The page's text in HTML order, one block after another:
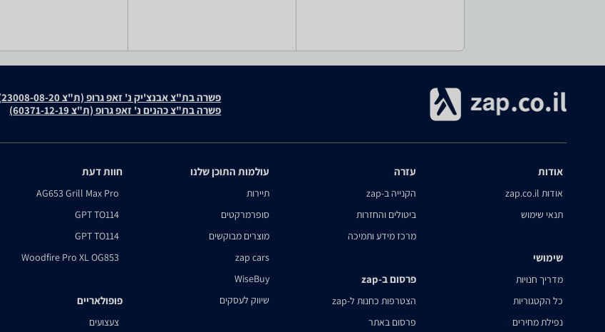
פשרה בת"צ אבנצ'יק נ' זאפ גרופ (ת"צ 23008-08-20)
פשרה בת"צ כהנים נ' זאפ גרופ (ת"צ 60371-12-19)
אודות
אודות zap.co.il
תנאי שימוש
שימושי
מדריך חנויות
כל הקטגוריות
נפילת מחירים
עזרה
הקנייה ב-zap
ביטולים והחזרות
מרכז מידע ותמיכה
פרסום ב-zap
הצטרפות כחנות ל-zap
פרסום באתר
עולמות התוכן שלנו
תיירות
סופרמרקטים
מוצרים מבוקשים
zap cars
WiseBuy
שיווק לעסקים
חוות דעת
AG653 Grill Max Pro
GPT TO114
GPT TO114
Woodfire Pro XL OG853
פופולאריים
צעצועים